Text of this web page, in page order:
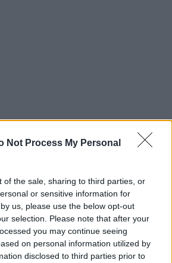
Not Process My Personal
of the sale, sharing to third parties, or
or sensitive information for
us, please use the below opt-out
selection. Please note that after your
you may continue seeing
on personal information utilized by
disclosed to third parties prior to